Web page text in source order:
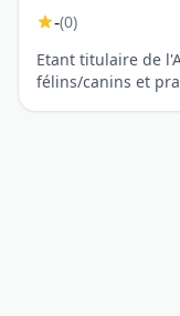
-(0)
Etant titulaire de
félins/canins et